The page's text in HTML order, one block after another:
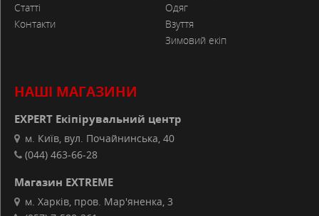
Статті
Контакти
Одяг
Взуття
Зимовий екіп
НАШІ МАГАЗИНИ
EXPERT Екіпірувальний центр
м. Київ, вул. Почайнинська, 40
(044) 463-66-28
Магазин EXTREME
м. Харків, пров. Мар'яненка, 3